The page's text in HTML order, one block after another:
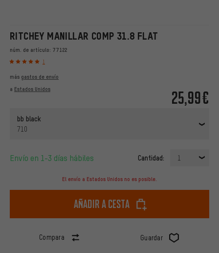
RITCHEY MANILLAR COMP 31.8 FLAT
núm. de artículo: 77122
1
25,99€
más gastos de envío
a Estados Unidos
bb black
710
Envío en 1-3 días hábiles Cantidad: 1
El envío a Estados Unidos no es posible.
Añadir a cesta
Compara Guardar